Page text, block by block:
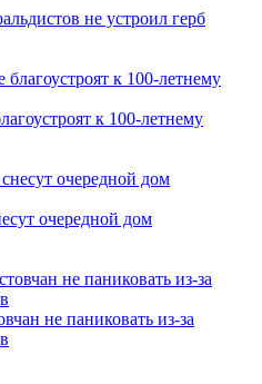
не устроил герб
к 100-летнему
очередной дом
не паниковать из-за